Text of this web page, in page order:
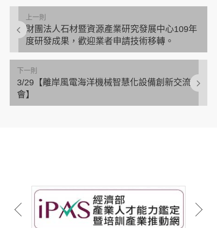
上一則
財團法人石材暨資源產業研究發展中心109年
度研發成果，歡迎業者申請技術移轉。
下一則
3/29【離岸風電海洋機械智慧化設備創新交流
會】